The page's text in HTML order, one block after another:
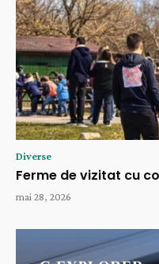
Diverse
Ferme de vizitat cu
mai 28, 2026